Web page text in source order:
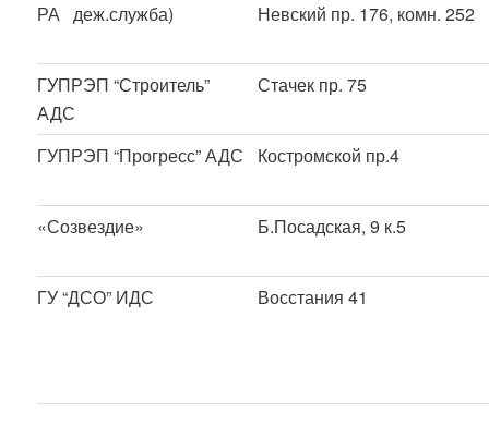
РА деж.служба) Невский пр. 176, комн. 252
ГУПРЭП “Строитель”
АДС
Стачек пр. 75
ГУПРЭП “Прогресс” АДС Костромской пр.4
«Созвездие» Б.Посадская, 9 к.5
ГУ “ДСО” ИДС Восстания 41